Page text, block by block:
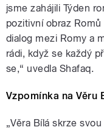
jsme zahájili Týden
pozitivní obraz
dialog mezi Romy a
rádi, když se každý
se,“ uvedla Shafaq.
Vzpomínka na Věru
„Věra Bílá skrze